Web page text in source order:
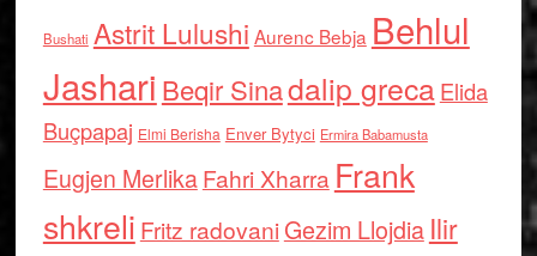
Bushati Astrit Lulushi Aurenc Bebja Behlul
Jashari Beqir Sinadalip grecaElida
Buçpapaj Elmi Berisha Enver Bytyci Ermira Babamusta
Eugjen MerlikaFahri Xharra Frank
shkreli Fritz radovaniGezim Llojdia Ilir